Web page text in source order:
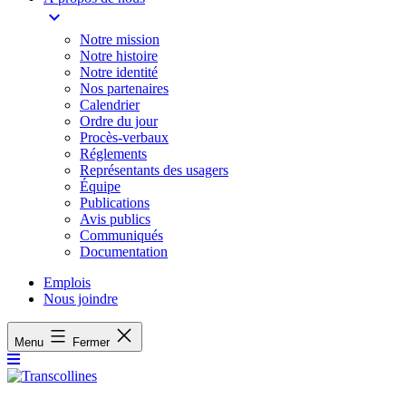
expand_more
Notre mission
Notre histoire
Notre identité
Nos partenaires
Calendrier
Ordre du jour
Procès-verbaux
Réglements
Représentants des usagers
Équipe
Publications
Avis publics
Communiqués
Documentation
Emplois
Nous joindre
Menu Fermer